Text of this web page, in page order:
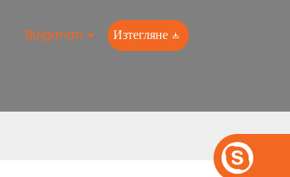
Bulgarian Изтегляне